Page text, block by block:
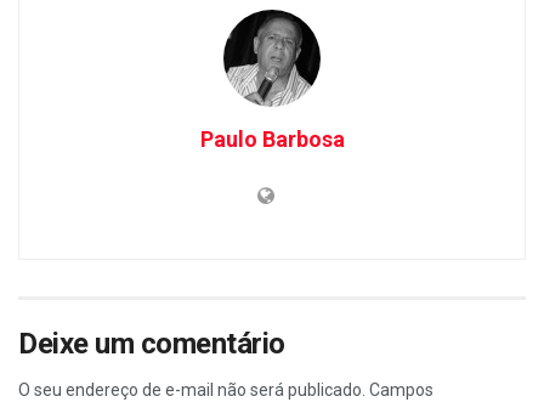
Paulo Barbosa
Deixe um comentário
O seu endereço de e-mail não será publicado. Campos